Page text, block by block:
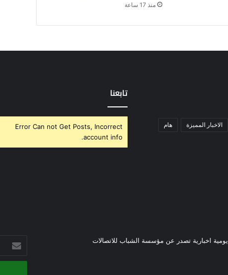
منذ 17 ساعة
الاخبار المميزة هام
تابعنا
Error Can not Get Posts, Incorrect
account info.
يومية اخبارية تصدر عن مؤسسة الشباب للاتصالات
بريدك
الإلكتروني